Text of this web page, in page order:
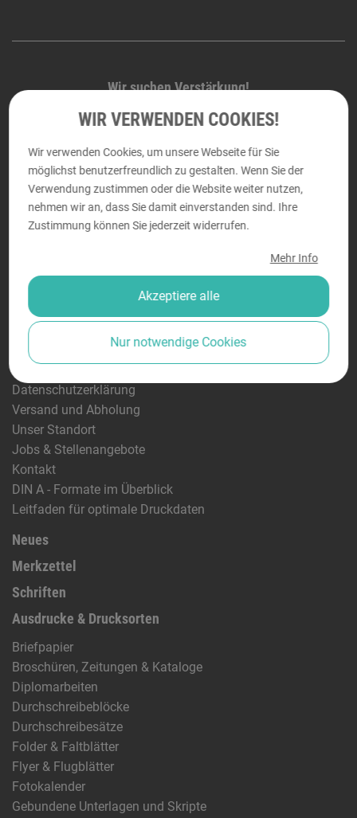
Wir suchen Verstärkung!
Bei Druckraum arbeiten Menschen mit Leidenschaft für
Wenn Sie mehr wollen als der Durchschnitt, freuen wir uns
auf Ihre Bewerbung.
→ Karriere bei Druckraum
Information
Allgemeine Geschäftsbedingungen
Impressum & rechtliche Hinweise
Datenschutzerklärung
Versand und Abholung
Unser Standort
Jobs & Stellenangebote
Kontakt
DIN A - Formate im Überblick
Leitfaden für optimale Druckdaten
Neues
Merkzettel
Schriften
Ausdrucke & Drucksorten
Briefpapier
Broschüren, Zeitungen & Kataloge
Diplomarbeiten
Durchschreibeblöcke
Durchschreibesätze
Folder & Faltblätter
Flyer & Flugblätter
Fotokalender
Gebundene Unterlagen und Skripte
WIR VERWENDEN COOKIES!
Wir verwenden Cookies, um unsere Webseite für Sie
möglichst benutzerfreundlich zu gestalten. Wenn Sie der
Verwendung zustimmen oder die Website weiter nutzen,
nehmen wir an, dass Sie damit einverstanden sind. Ihre
Zustimmung können Sie jederzeit widerrufen.
Mehr Info
Akzeptiere alle
Nur notwendige Cookies